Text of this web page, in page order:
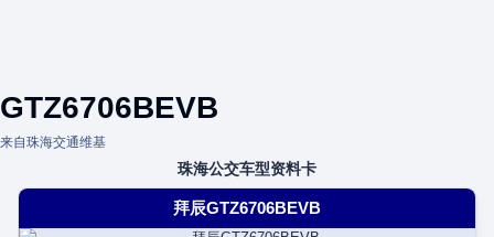
GTZ6706BEVB
来自珠海交通维基
珠海公交车型资料卡
拜辰GTZ6706BEVB